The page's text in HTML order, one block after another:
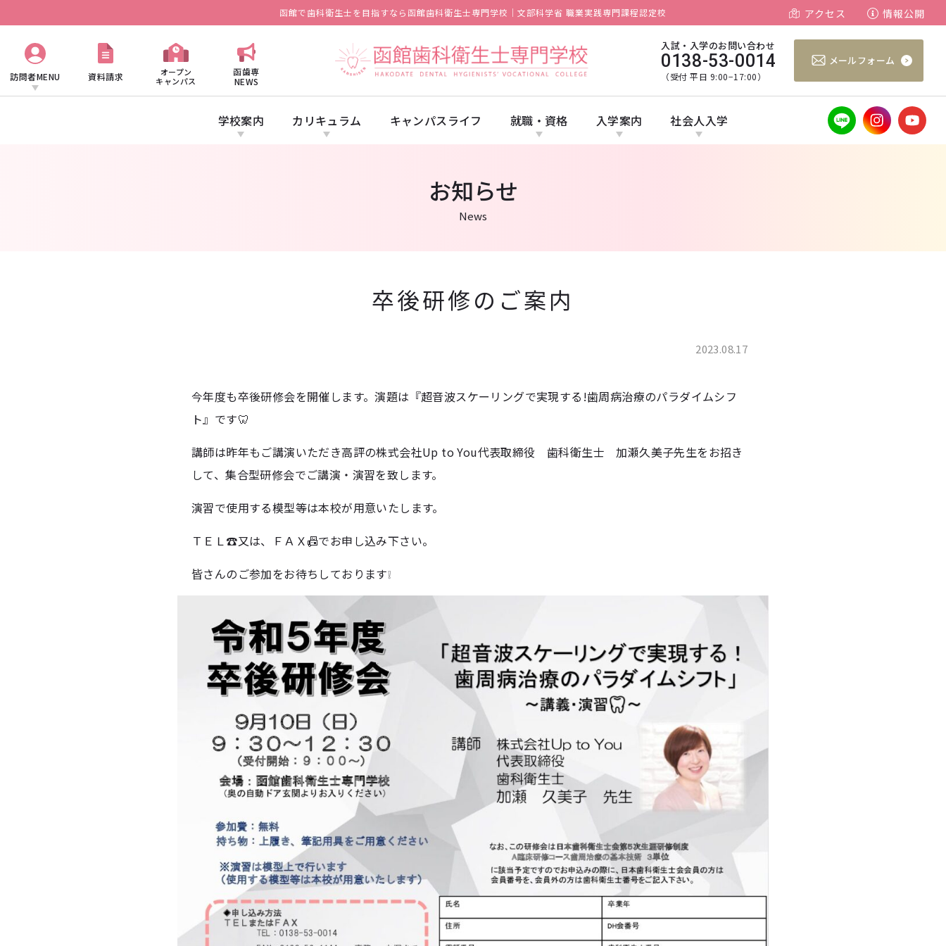
函館で歯科衛生士を目指すなら函館歯科衛生士専門学校｜文部科学省 職業実践専門課程認定校 アクセス 情報公開
訪問者MENU 資料請求
オープン
キャンパス
函歯専
NEWS
入試・入学のお問い合わせ
0138-53-0014
（受付 平日 9:00−17:00）
メールフォーム
学校案内 カリキュラム キャンパスライフ 就職・資格 入学案内 社会人入学
お知らせ
News
卒後研修のご案内
2023.08.17
今年度も卒後研修会を開催します。演題は『超音波スケーリングで実現する!歯周病治療のパラダイムシフ
ト』です🦷
講師は昨年もご講演いただき高評の株式会社Up to You代表取締役 歯科衛生士 加瀬久美子先生をお招き
して、集合型研修会でご講演・演習を致します。
演習で使用する模型等は本校が用意いたします。
ＴＥＬ☎又は、ＦＡＸ📠でお申し込み下さい。
皆さんのご参加をお待ちしております❕